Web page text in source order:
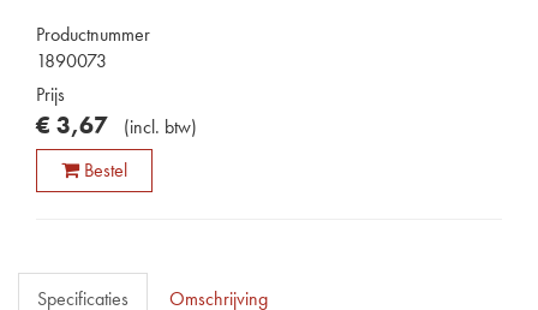
Productnummer
1890073
Prijs
€ 3,67 (incl. btw)
Bestel
Specificaties Omschrijving